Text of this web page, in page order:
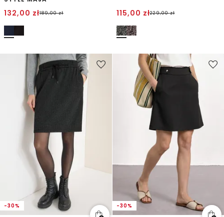
132,00 zł189,00zł 115,00 zł229,00zł
-30% -30%